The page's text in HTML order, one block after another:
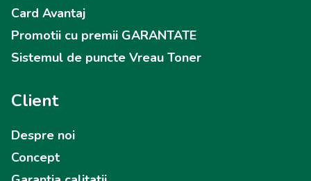
Card Avantaj
Promotii cu premii GARANTATE
Sistemul de puncte Vreau Toner
Client
Despre noi
Concept